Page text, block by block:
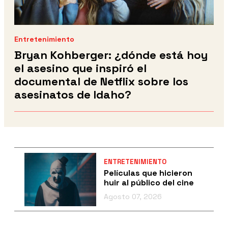
Entretenimiento
Bryan Kohberger: ¿dónde está hoy
el asesino que inspiró el
documental de Netflix sobre los
asesinatos de Idaho?
ENTRETENIMIENTO
Películas que hicieron
huir al público del cine
Agosto 07, 2026